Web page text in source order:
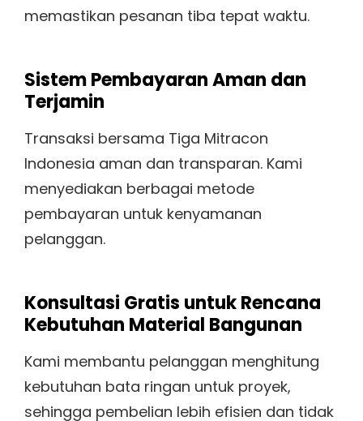
memastikan pesanan tiba tepat waktu.
Sistem Pembayaran Aman dan
Terjamin
Transaksi bersama Tiga Mitracon
Indonesia aman dan transparan. Kami
menyediakan berbagai metode
pembayaran untuk kenyamanan
pelanggan.
Konsultasi Gratis untuk Rencana
Kebutuhan Material Bangunan
Kami membantu pelanggan menghitung
kebutuhan bata ringan untuk proyek,
sehingga pembelian lebih efisien dan tidak